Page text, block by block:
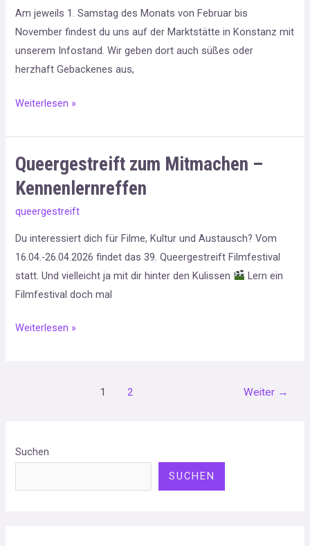
Am jeweils 1. Samstag des Monats von Februar bis
November findest du uns auf der Marktstätte in Konstanz mit
unserem Infostand. Wir geben dort auch süßes oder
herzhaft Gebackenes aus,
Welt-
Infostand
Weiterlesen »
Queergestreift zum Mitmachen –
Kennenlernreffen
queergestreift
Du interessiert dich für Filme, Kultur und Austausch? Vom
16.04.-26.04.2026 findet das 39. Queergestreift Filmfestival
statt. Und vielleicht ja mit dir hinter den Kulissen
Lern ein
Filmfestival doch mal
Queergestreift
zum
Mitmachen
–
Kennenlernreffen
Weiterlesen »
1 2 Weiter →
Suchen
SUCHEN